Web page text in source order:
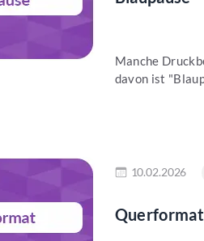
Manche
davon ist
10.02.2026